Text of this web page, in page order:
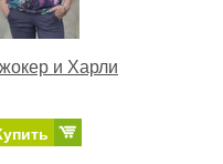
и Харли